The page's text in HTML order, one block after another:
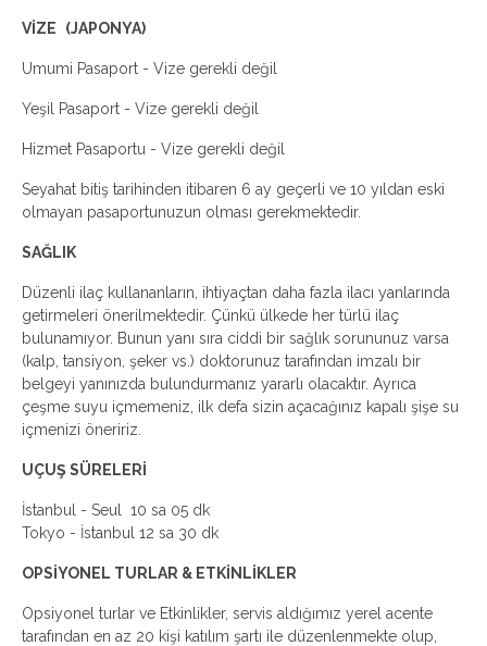
VİZE (JAPONYA)
Umumi Pasaport - Vize gerekli değil
Yeşil Pasaport - Vize gerekli değil
Hizmet Pasaportu - Vize gerekli değil
Seyahat bitiş tarihinden itibaren 6 ay geçerli ve 10 yıldan eski
olmayan pasaportunuzun olması gerekmektedir.
SAĞLIK
Düzenli ilaç kullananların, ihtiyaçtan daha fazla ilacı yanlarında
getirmeleri önerilmektedir. Çünkü ülkede her türlü ilaç
bulunamıyor. Bunun yanı sıra ciddi bir sağlık sorununuz varsa
(kalp, tansiyon, şeker vs.) doktorunuz tarafından imzalı bir
belgeyi yanınızda bulundurmanız yararlı olacaktır. Ayrıca
çeşme suyu içmemeniz, ilk defa sizin açacağınız kapalı şişe su
içmenizi öneririz.
UÇUŞ SÜRELERİ
İstanbul - Seul 10 sa 05 dk
Tokyo - İstanbul 12 sa 30 dk
OPSİYONEL TURLAR & ETKİNLİKLER
Opsiyonel turlar ve Etkinlikler, servis aldığımız yerel acente
tarafından en az 20 kişi katılım şartı ile düzenlenmekte olup,